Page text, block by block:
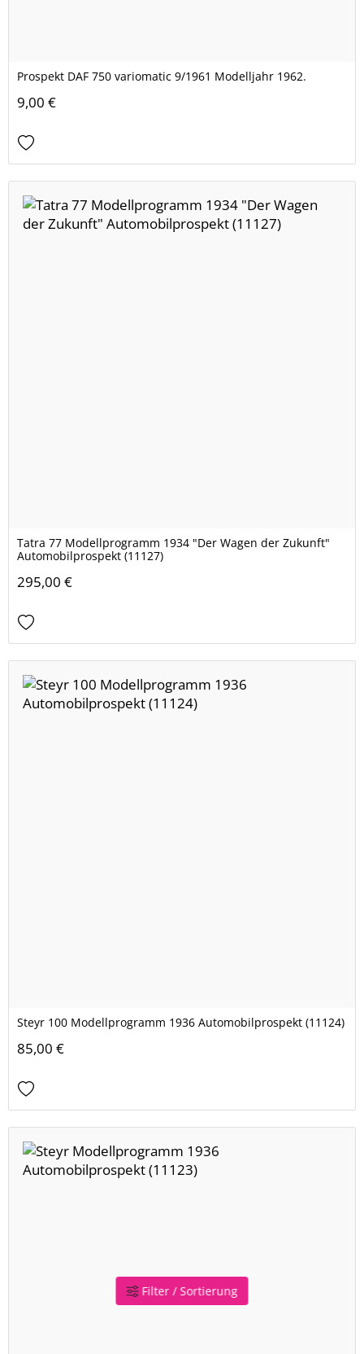
Filter / Sortierung
Prospekt DAF 750 variomatic 9/1961 Modelljahr 1962.
9,00 €
Tatra 77 Modellprogramm 1934 "Der Wagen der Zukunft"
Automobilprospekt (11127)
295,00 €
Steyr 100 Modellprogramm 1936 Automobilprospekt (11124)
85,00 €